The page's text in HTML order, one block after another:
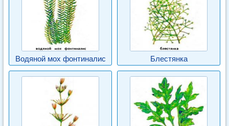
Водяной мох фонтиналис Блестянка